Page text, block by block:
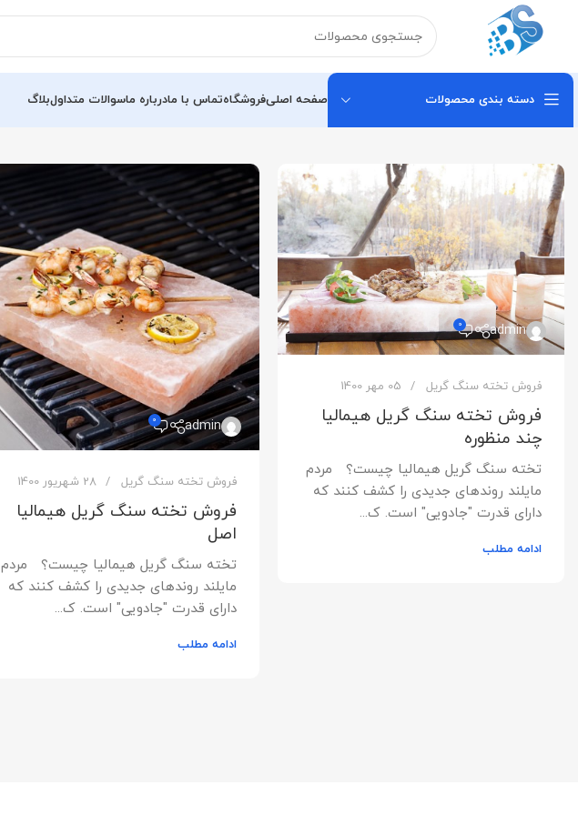
دسته بندی محصولات صفحه اصلیفروشگاهتماس با مادرباره ماسوالات متداولبلاگ
admin
0
فروش تخته سنگ گریل 05 مهر 1400
فروش تخته سنگ گریل هیمالیا
چند منظوره
تخته سنگ گریل هیمالیا چیست؟ مردم
مایلند روندهای جدیدی را کشف کنند که
دارای قدرت "جادویی" است. ک...
ادامه مطلب
admin
0
فروش تخته سنگ گریل 28 شهریور 1400
فروش تخته سنگ گریل هیمالیا
اصل
تخته سنگ گریل هیمالیا چیست؟ مردم
مایلند روندهای جدیدی را کشف کنند که
دارای قدرت "جادویی" است. ک...
ادامه مطلب